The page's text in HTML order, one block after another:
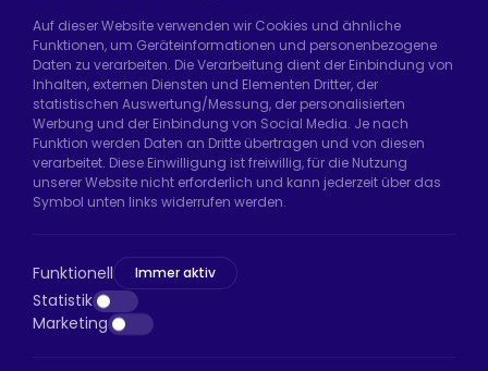
Hadımköy Fabrik:Atatürk Sanayi Bölgesi,
Uzunçayır Caddesi, No:11 Hadımköy, 34555
Arnavutköy/İstanbul
Telefon: +90 212 640 66 46
E-Mail: export@htsteker.com
D:a, 34045 Bayrampaşa/İstanbul
Telefon:+90 530 044 64 87
E-Mail: info@htsteker.com
Auf dieser Website verwenden wir Cookies und ähnliche
Funktionen, um Geräteinformationen und personenbezogene
Daten zu verarbeiten. Die Verarbeitung dient der Einbindung von
Inhalten, externen Diensten und Elementen Dritter, der
statistischen Auswertung/Messung, der personalisierten
Werbung und der Einbindung von Social Media. Je nach
Funktion werden Daten an Dritte übertragen und von diesen
verarbeitet. Diese Einwilligung ist freiwillig, für die Nutzung
unserer Website nicht erforderlich und kann jederzeit über das
Symbol unten links widerrufen werden.
Funktionell Immer aktiv
Statistik
Marketing